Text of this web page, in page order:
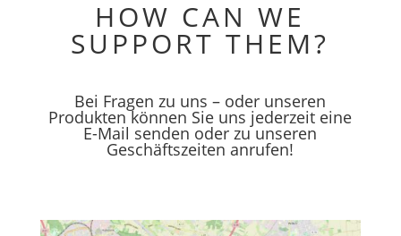
HOW CAN WE
SUPPORT THEM?
Bei Fragen zu uns – oder unseren
Produkten können Sie uns jederzeit eine
E-Mail senden oder zu unseren
Geschäftszeiten anrufen!